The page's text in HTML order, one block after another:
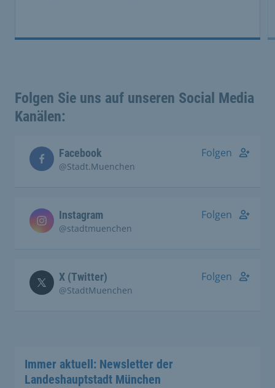
Folgen Sie uns auf unseren Social Media
Kanälen:
Facebook
@Stadt.Muenchen
Folgen
Instagram
@stadtmuenchen
Folgen
X (Twitter)
@StadtMuenchen
Folgen
Immer aktuell: Newsletter der
Landeshauptstadt München